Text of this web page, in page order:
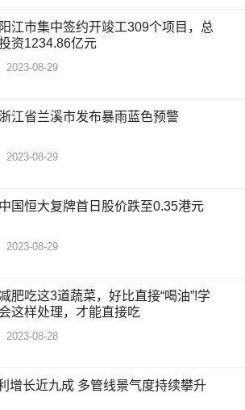
阳江市集中签约开竣工309个项目，总
资1234.86亿元
2023-08-29
浙江省兰溪市发布暴雨蓝色预警
2023-08-29
中国恒大复牌首日股价跌至0.35港元
2023-08-29
减肥吃这3道蔬菜，好比直接“喝油”!学
会这样处理，才能直接吃
2023-08-28
增长近九成 多管线景气度持续攀升